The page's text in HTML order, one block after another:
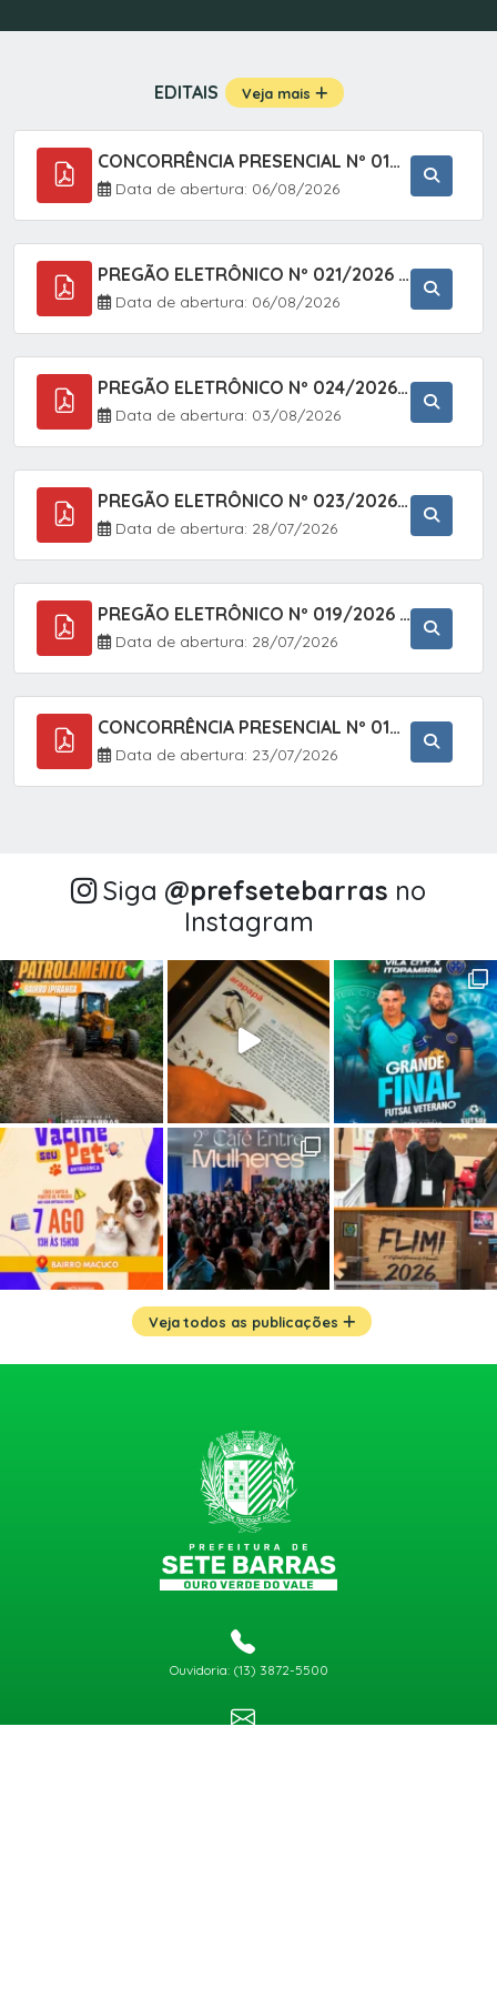
EDITAIS Veja mais
CONCORRÊNCIA PRESENCIAL Nº 019/2025 - PAVIMENTAÇÃO ASFÁLTICA EM TRECHO DA RUA 2 NO BAIRRO VILA SOARES NO MUNICÍPIO DE SETE BARRAS/SP.
Data de abertura: 06/08/2026
PREGÃO ELETRÔNICO Nº 021/2026 - AQUISIÇÃO DE CONTENTORES E CARRINHOS, DESTINADOS A COLETIVA E MANEJO DE RESÍDUOS SÓLIDOS, ATRAVÉS DO SISTEMA DE REGISTRO DE PREÇOS (SRP)
Data de abertura: 06/08/2026
PREGÃO ELETRÔNICO Nº 024/2026 - AQUISIÇÃO DE GÁS MEDICINAL TIPO OXIGÊNIO (1,00 M3, 3,00 M3 E 10,00 M3), EM ATENDIMENTO À SECRETARIA MUNICIPAL DE SAÚDE, ATRAVÉS DO SISTEMA DE REGISTRO DE PREÇOS (SRP)
Data de abertura: 03/08/2026
PREGÃO ELETRÔNICO Nº 023/2026 - AQUISIÇÃO DE ENXOVAL INFANTIL, EM ATENDIMENTO À SECRETARIA MUNICIPAL DE EDUCAÇÃO, ATRAVÉS DO SISTEMA DE REGISTRO DE PREÇOS (SRP).
Data de abertura: 28/07/2026
PREGÃO ELETRÔNICO Nº 019/2026 - CONTRATAÇÃO DE EMPRESA ESPECIALIZADA PARA A PRESTAÇÃO DE SERVIÇOS VETERINÁRIOS CLÍNICOS E CIRÚRGICOS, COM FOCO EM AÇÕES DE SAÚDE PÚBLICA, BEM-ESTAR ANIMAL E CONTROLE POPULACIONAL ÉTICO DE CÃES E GATOS, EM ATENDIMENTO À
Data de abertura: 28/07/2026
CONCORRÊNCIA PRESENCIAL Nº 018/2026 - PAVIMENTAÇÃO ASFÁLTICA NO BAIRRO VOTUPOCA ? ESTRADA DA RAPOSA, NO MUNICÍPIO DE SETE BARRAS/SP
Data de abertura: 23/07/2026
Siga @‌prefsetebarras no
Instagram
Veja todos as publicações
Ouvidoria: (13) 3872-5500